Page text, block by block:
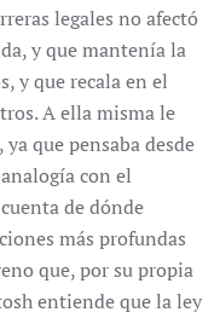
legales no afectó
y que mantenía la
y que recala en el
A ella misma le
que pensaba desde
con el
de dónde
más profundas
que, por su propia
entiende que la ley